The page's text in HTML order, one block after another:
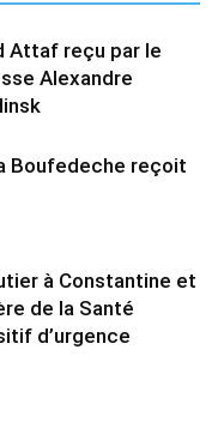
Attaf reçu par le
Alexandre
Boufedeche reçoit
à Constantine et
de la Santé
d’urgence